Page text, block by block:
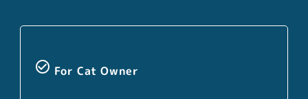
check_circle_outline For Cat Owner